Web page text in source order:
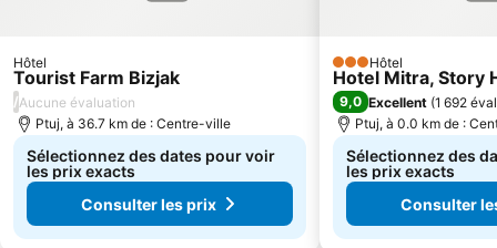
Hôtel
Tourist Farm Bizjak
/Aucune évaluation
Ptuj, à 36.7 km de : Centre-ville
Sélectionnez des dates pour voir
les prix exacts
Consulter les prix
3 Étoiles
Hôtel
Hotel Mitra, Story
9,0 Excellent (1 692
Ptuj, à 0.0 km de :
Sélectionnez des
les prix exacts
Consulter